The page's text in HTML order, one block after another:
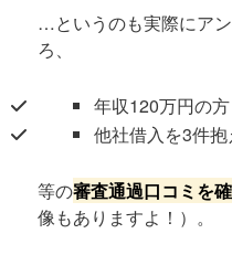
…というのも実際にア
ろ、
年収120万円の方
他社借入を3件
等の審査通過口コミを
像もありますよ！）。